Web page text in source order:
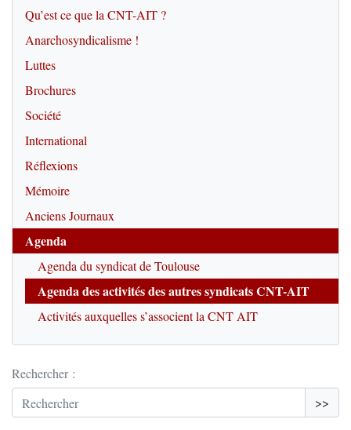
Qu’est ce que la CNT-AIT ?
Anarchosyndicalisme !
Luttes
Brochures
Société
International
Réflexions
Mémoire
Anciens Journaux
Agenda
Agenda du syndicat de Toulouse
Agenda des activités des autres syndicats CNT-AIT
Activités auxquelles s’associent la CNT AIT
Rechercher :
>>